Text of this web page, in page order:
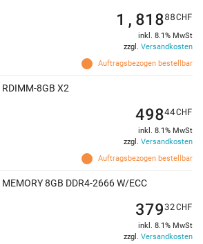
Auftragsbezogen bestellbar
1,81888CHF
inkl. 8.1% MwSt
zzgl. Versandkosten
8GB X2
Auftragsbezogen bestellbar
49844CHF
inkl. 8.1% MwSt
zzgl. Versandkosten
8GB DDR4-2666 W/ECC
37932CHF
inkl. 8.1% MwSt
zzgl. Versandkosten